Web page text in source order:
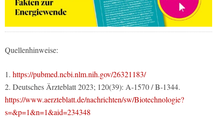
Quellenhinweise:
1. https://pubmed.ncbi.nlm.nih.gov/26321183/
2. Deutsches Ärzteblatt 2023; 120(39): A-1570 / B-1344.
https://www.aerzteblatt.de/nachrichten/sw/Biotechnologie?
s=&p=1&n=1&aid=234348